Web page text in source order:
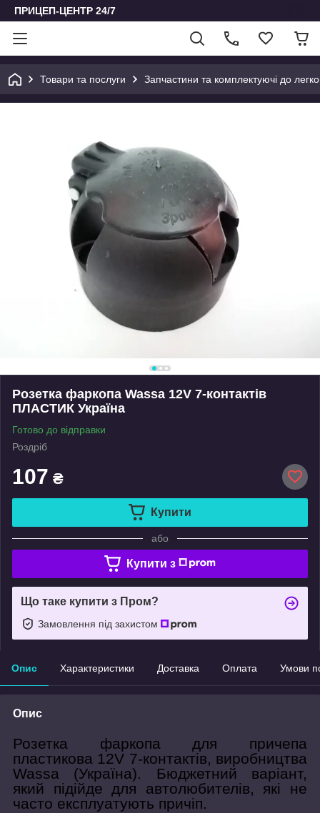
ПРИЦЕП-ЦЕНТР 24/7
Товари та послуги Запчастини та комплектуючі до
Розетка фаркопа Wassa 12V 7-контактів
ПЛАСТИК Україна
Готово до відправки
Роздріб
107 ₴
Купити
або
Купити з
Що таке купити з Пром?
Замовлення під захистом
Опис Характеристики Доставка Оплата Умови
Опис
Розетка фаркопа для причепа
пластикова 12V 7-контактів, виробництва
Wassa (Україна). Бюджетний варіант,
який підійде для автолюбителів, які не
часто експлуатують причіп.